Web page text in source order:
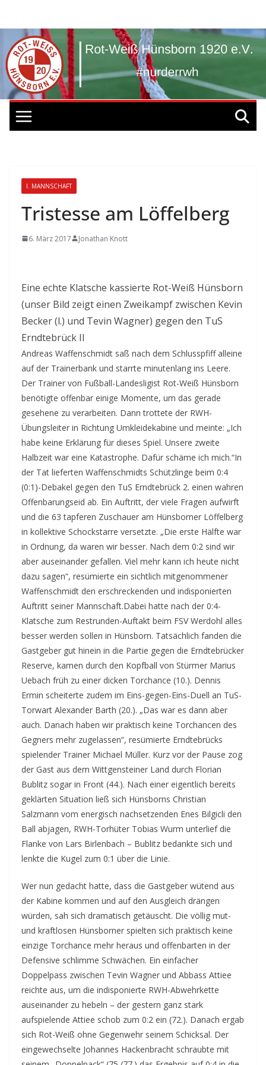
springen
I. MANNSCHAFT
Tristesse am Löffelberg
6. März 2017 Jonathan Knott
Eine echte Klatsche kassierte Rot-Weiß Hünsborn
(unser Bild zeigt einen Zweikampf zwischen Kevin
Becker (l.) und Tevin Wagner) gegen den TuS
Erndtebrück II
Andreas Waffenschmidt saß nach dem Schlusspfiff alleine
auf der Trainerbank und starrte minutenlang ins Leere.
Der Trainer von Fußball-Landesligist Rot-Weiß Hünsborn
benötigte offenbar einige Momente, um das gerade
gesehene zu verarbeiten. Dann trottete der RWH-
Übungsleiter in Richtung Umkleidekabine und meinte: „Ich
habe keine Erklärung für dieses Spiel. Unsere zweite
Halbzeit war eine Katastrophe. Dafür schäme ich mich.“In
der Tat lieferten Waffenschmidts Schützlinge beim 0:4
(0:1)-Debakel gegen den TuS Erndtebrück 2. einen wahren
Offenbarungseid ab. Ein Auftritt, der viele Fragen aufwirft
und die 63 tapferen Zuschauer am Hünsborner Löffelberg
in kollektive Schockstarre versetzte. „Die erste Hälfte war
in Ordnung, da waren wir besser. Nach dem 0:2 sind wir
aber auseinander gefallen. Viel mehr kann ich heute nicht
dazu sagen“, resümierte ein sichtlich mitgenommener
Waffenschmidt den erschreckenden und indisponierten
Auftritt seiner Mannschaft.Dabei hatte nach der 0:4-
Klatsche zum Restrunden-Auftakt beim FSV Werdohl alles
besser werden sollen in Hünsborn. Tatsächlich fanden die
Gastgeber gut hinein in die Partie gegen die Erndtebrücker
Reserve, kamen durch den Kopfball von Stürmer Marius
Uebach früh zu einer dicken Torchance (10.). Dennis
Ermin scheiterte zudem im Eins-gegen-Eins-Duell an TuS-
Torwart Alexander Barth (20.). „Das war es dann aber
auch. Danach haben wir praktisch keine Torchancen des
Gegners mehr zugelassen“, resümierte Erndtebrücks
spielender Trainer Michael Müller. Kurz vor der Pause zog
der Gast aus dem Wittgensteiner Land durch Florian
Bublitz sogar in Front (44.). Nach einer eigentlich bereits
geklärten Situation ließ sich Hünsborns Christian
Salzmann vom energisch nachsetzenden Enes Bilgicli den
Ball abjagen, RWH-Torhüter Tobias Wurm unterlief die
Flanke von Lars Birlenbach – Bublitz bedankte sich und
lenkte die Kugel zum 0:1 über die Linie.
Wer nun gedacht hatte, dass die Gastgeber wütend aus
der Kabine kommen und auf den Ausgleich drängen
würden, sah sich dramatisch getäuscht. Die völlig mut-
und kraftlosen Hünsborner spielten sich praktisch keine
einzige Torchance mehr heraus und offenbarten in der
Defensive schlimme Schwächen. Ein einfacher
Doppelpass zwischen Tevin Wagner und Abbass Attiee
reichte aus, um die indisponierte RWH-Abwehrkette
auseinander zu hebeln – der gestern ganz stark
aufspielende Attiee schob zum 0:2 ein (72.). Danach ergab
sich Rot-Weiß ohne Gegenwehr seinem Schicksal. Der
eingewechselte Johannes Hackenbracht schraubte mit